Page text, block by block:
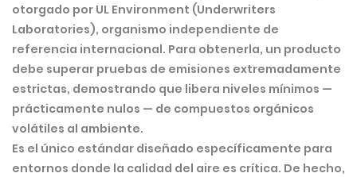
otorgado por UL Environment (Underwriters
Laboratories), organismo independiente de
referencia internacional. Para obtenerla, un producto
debe superar pruebas de emisiones extremadamente
estrictas, demostrando que libera niveles mínimos —
prácticamente nulos — de compuestos orgánicos
volátiles al ambiente.
Es el único estándar diseñado específicamente para
entornos donde la calidad del aire es crítica. De hecho,